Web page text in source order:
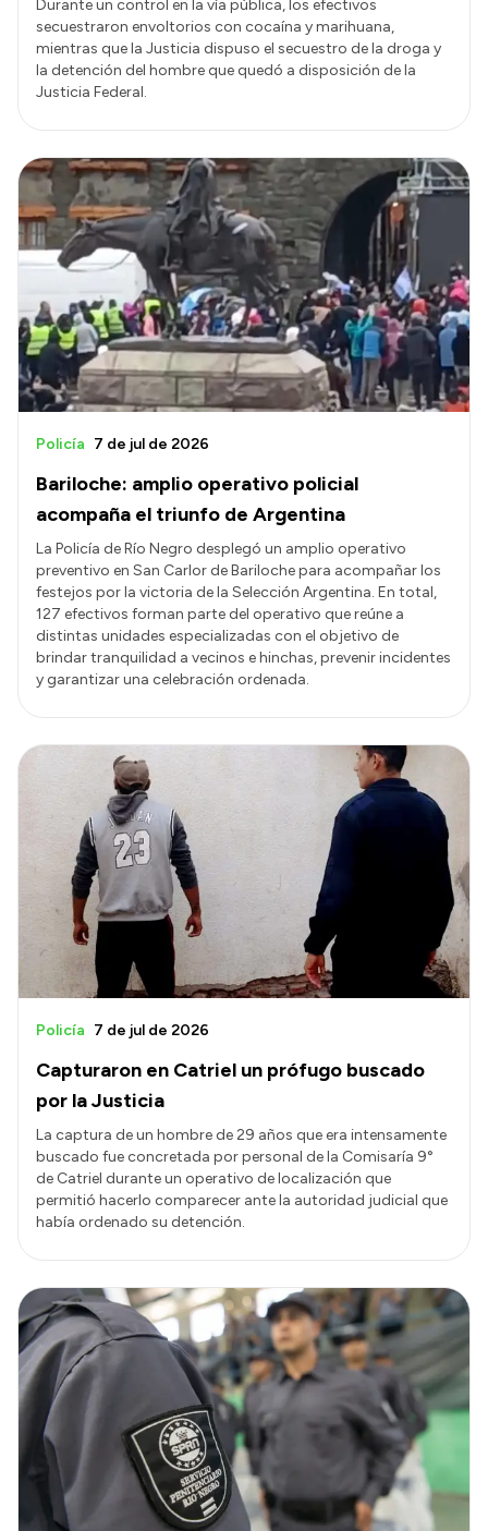
Durante un control en la vía pública, los efectivos
secuestraron envoltorios con cocaína y marihuana,
mientras que la Justicia dispuso el secuestro de la droga y
la detención del hombre que quedó a disposición de la
Justicia Federal.
Bariloche: amplio operativo policial
acompaña el triunfo de Argentina
Policía 7 de jul de 2026
La Policía de Río Negro desplegó un amplio operativo
preventivo en San Carlor de Bariloche para acompañar los
festejos por la victoria de la Selección Argentina. En total,
127 efectivos forman parte del operativo que reúne a
distintas unidades especializadas con el objetivo de
brindar tranquilidad a vecinos e hinchas, prevenir incidentes
y garantizar una celebración ordenada.
Capturaron en Catriel un prófugo buscado
por la Justicia
Policía 7 de jul de 2026
La captura de un hombre de 29 años que era intensamente
buscado fue concretada por personal de la Comisaría 9°
de Catriel durante un operativo de localización que
permitió hacerlo comparecer ante la autoridad judicial que
había ordenado su detención.